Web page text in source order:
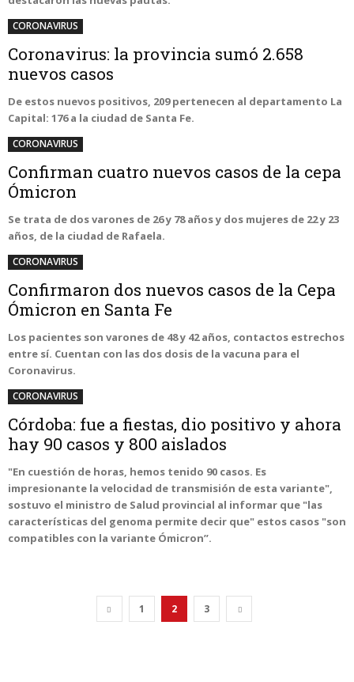
CORONAVIRUS
Coronavirus: la provincia sumó 2.658
nuevos casos
De estos nuevos positivos, 209 pertenecen al departamento La
Capital: 176 a la ciudad de Santa Fe.
CORONAVIRUS
Confirman cuatro nuevos casos de la cepa
Ómicron
Se trata de dos varones de 26 y 78 años y dos mujeres de 22 y 23
años, de la ciudad de Rafaela.
CORONAVIRUS
Confirmaron dos nuevos casos de la Cepa
Ómicron en Santa Fe
Los pacientes son varones de 48 y 42 años, contactos estrechos
entre sí. Cuentan con las dos dosis de la vacuna para el
Coronavirus.
CORONAVIRUS
Córdoba: fue a fiestas, dio positivo y ahora
hay 90 casos y 800 aislados
"En cuestión de horas, hemos tenido 90 casos. Es
impresionante la velocidad de transmisión de esta variante",
sostuvo el ministro de Salud provincial al informar que "las
características del genoma permite decir que" estos casos "son
compatibles con la variante Ómicron”.
1 2 3